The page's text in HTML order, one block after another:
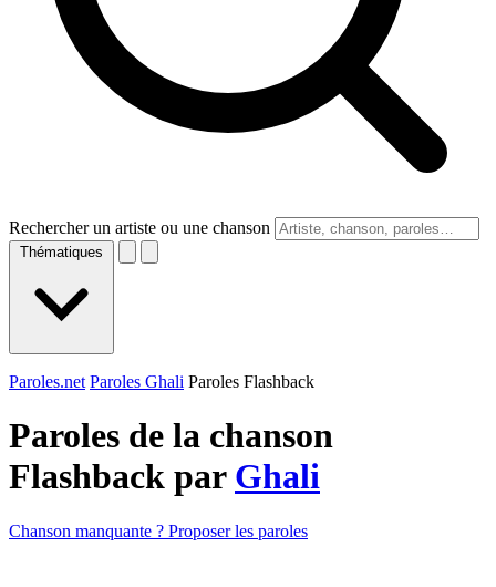
Rechercher un artiste ou une chanson
Thématiques
Paroles.net Paroles Ghali Paroles Flashback
Paroles de la chanson
Flashback par Ghali
Chanson manquante ? Proposer les paroles